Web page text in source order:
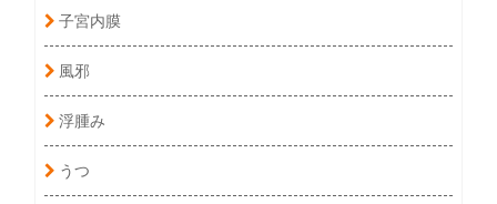
子宮内膜
風邪
浮腫み
うつ